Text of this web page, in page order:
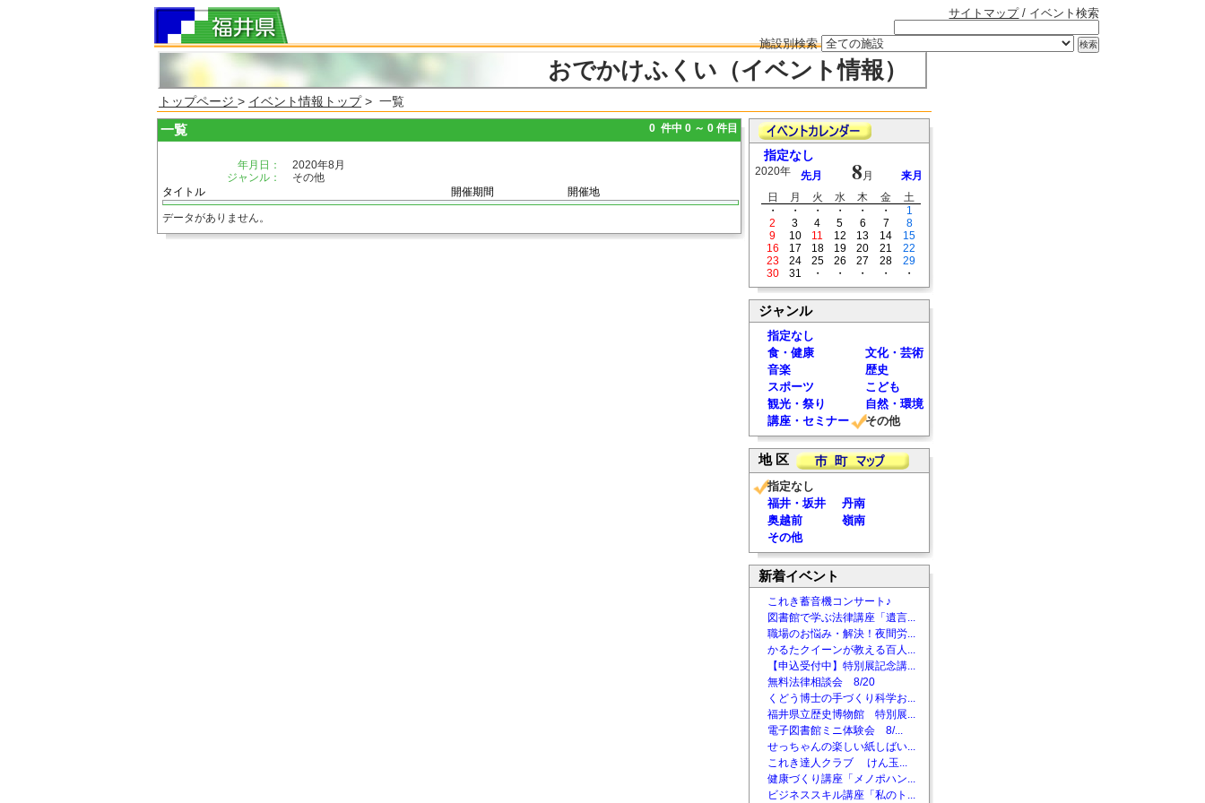
サイトマップ/ イベント検索
施設別検索
おでかけふくい（イベント情報）
トップページ > イベント情報トップ> 一覧
一覧 0 件中 0 ～ 0 件目
年月日：
2020年8月
ジャンル：
その他
タイトル
開催期間 開催地
データがありません。
指定なし
2020年 先月 8 月
来月
日
月 火 水 木 金
土
・
・ ・ ・ ・ ・
1
2
3 4 5 6 7
8
9
10 11 12 13 14
15
16
17 18 19 20 21
22
23
24 25 26 27 28
29
30
31 ・ ・ ・ ・ ・
ジャンル
指定なし
食・健康
文化・芸術
音楽
歴史
スポーツ
こども
観光・祭り
自然・環境
講座・セミナー
その他
地 区
指定なし
福井・坂井
丹南
奥越前
嶺南
その他
新着イベント
これき蓄音機コンサート♪
図書館で学ぶ法律講座「遺言...
職場のお悩み・解決！夜間労...
かるたクイーンが教える百人...
【申込受付中】特別展記念講...
無料法律相談会 8/20
くどう博士の手づくり科学お...
福井県立歴史博物館 特別展...
電子図書館ミニ体験会 8/...
せっちゃんの楽しい紙しばい...
これき達人クラブ けん玉...
健康づくり講座「メノポハン...
ビジネススキル講座「私のト...